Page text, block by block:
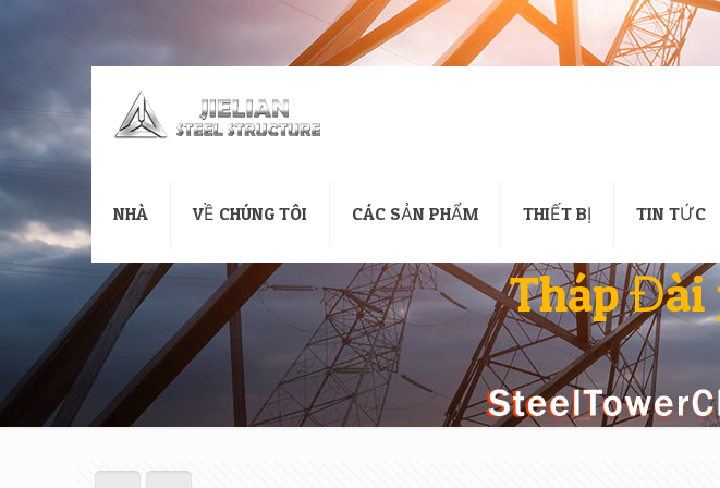
NHÀ VỀ CHÚNG TÔI CÁC SẢN PHẨM THIẾT BỊ TIN TỨC
Tháp Đài